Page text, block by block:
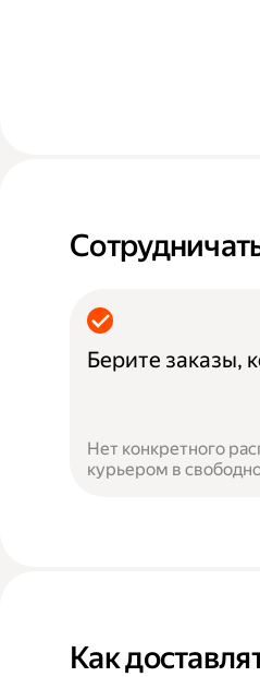
Берите заказы,
Нет конкретного
курьером в
Как